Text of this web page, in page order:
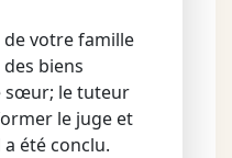
votre famille
biens
sœur; le tuteur
le juge et
été conclu.